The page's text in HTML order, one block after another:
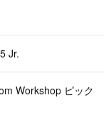
Jr.
Workshop ピック